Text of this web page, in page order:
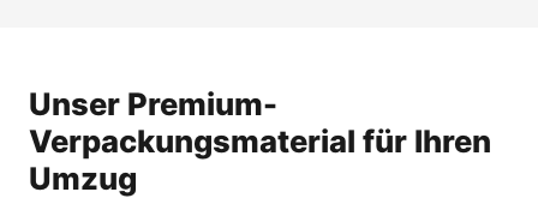
Unser Premium-
Verpackungsmaterial für Ihren
Umzug